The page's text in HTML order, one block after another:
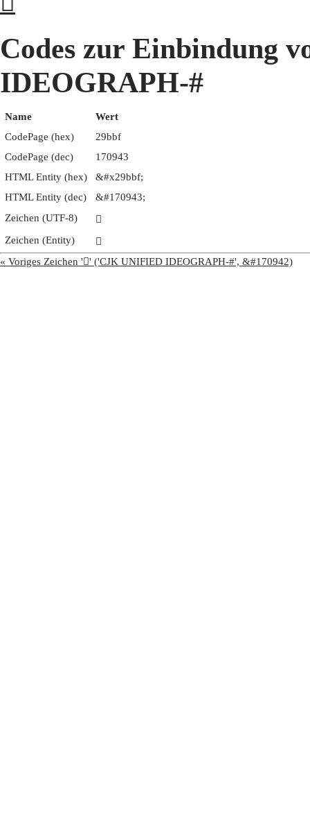
Codes zur Einbindung
IDEOGRAPH-#
Name
Wert
CodePage (hex)
29bbf
CodePage (dec)
170943
HTML Entity (hex)
&#x29bbf;
HTML Entity (dec)
&#170943;
Zeichen (UTF-8)
𩮿
Zeichen (Entity)
𩮿
« Voriges Zeichen '𩮾' ('CJK UNIFIED IDEOGRAPH-#', &#170942)